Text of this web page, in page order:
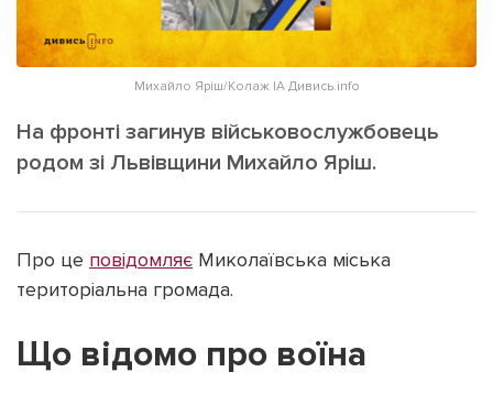
Картки
Репортаж
Розслідування
Погляди
Ініціативи
Фото/Відео
Made in Lviv
Зв'язатися з нами
Політика конфіденційності
Михайло Яріш/Колаж ІА Дивись.info
На фронті загинув військовослужбовець
родом зі Львівщини Михайло Яріш.
Про це повідомляє Миколаївська міська
територіальна громада.
Що відомо про воїна